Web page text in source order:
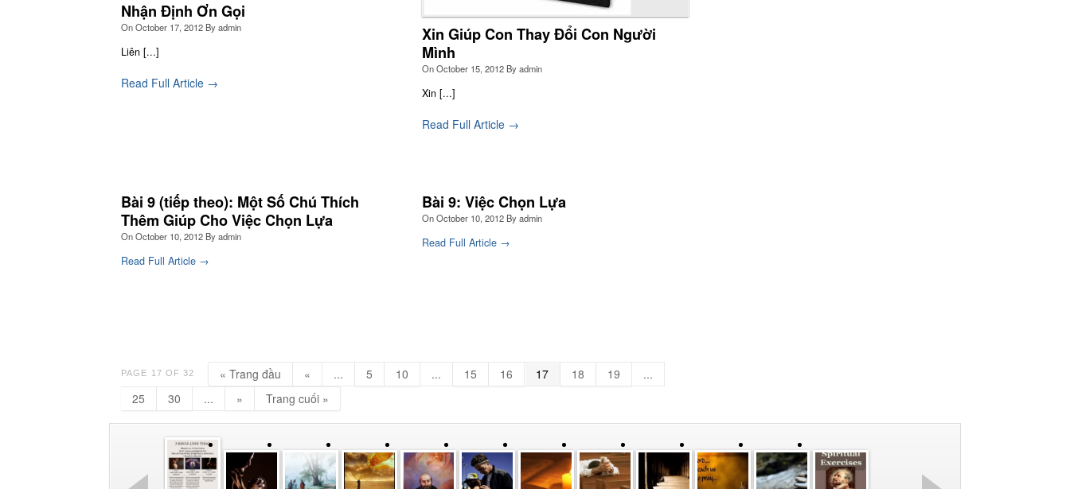
Nhận Định Ơn Gọi
OnOctober 17, 2012 Byadmin
Liên [...]
Read Full Article →
Xin Giúp Con Thay Đổi Con Người
Mình
OnOctober 15, 2012 Byadmin
Xin [...]
Read Full Article →
Bài 9 (tiếp theo): Một Số Chú Thích
Thêm Giúp Cho Việc Chọn Lựa
OnOctober 10, 2012 Byadmin
Read Full Article →
Bài 9: Việc Chọn Lựa
OnOctober 10, 2012 Byadmin
Read Full Article →
PAGE 17 OF 32 « Trang đầu « ... 5 10 ... 15 16 17 18 19
...
25
30 ... » Trang cuối »